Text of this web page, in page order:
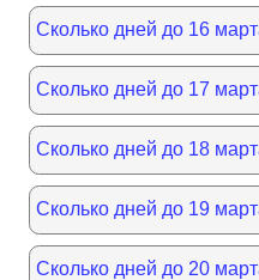
Сколько дней до 16
Сколько дней до 17
Сколько дней до 18
Сколько дней до 19
Сколько дней до 20